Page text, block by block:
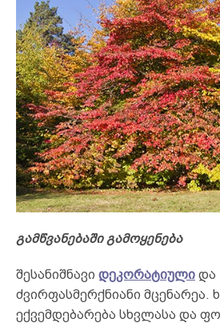
გამწვანებაში გამოყენება
შესანიშნავი დეკორატიული და
ძვირფასმერქნიანი მცენარეა.
ექვემდებარება სხვლასა და